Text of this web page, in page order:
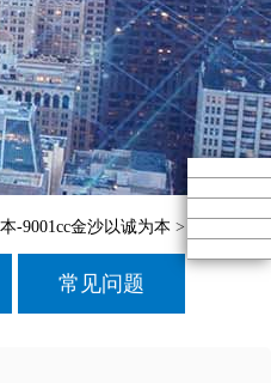
-9001cc金沙以诚为本 >
常见问题